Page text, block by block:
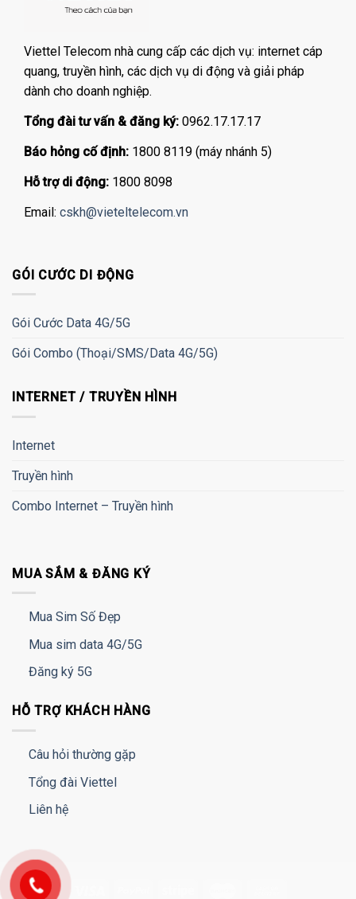
Viettel Telecom nhà cung cấp các dịch vụ: internet cáp
quang, truyền hình, các dịch vụ di động và giải pháp
dành cho doanh nghiệp.
Tổng đài tư vấn & đăng ký: 0962.17.17.17
Báo hỏng cố định: 1800 8119 (máy nhánh 5)
Hỗ trợ di động: 1800 8098
Email: cskh@vieteltelecom.vn
GÓI CƯỚC DI ĐỘNG
Gói Cước Data 4G/5G
Gói Combo (Thoại/SMS/Data 4G/5G)
INTERNET / TRUYỀN HÌNH
Internet
Truyền hình
Combo Internet – Truyền hình
MUA SẮM & ĐĂNG KÝ
Mua Sim Số Đẹp
Mua sim data 4G/5G
Đăng ký 5G
HỖ TRỢ KHÁCH HÀNG
Câu hỏi thường gặp
Tổng đài Viettel
Liên hệ